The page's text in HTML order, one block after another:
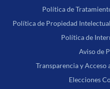
Política de
Política de Propiedad
Política de
Aviso de
Transparencia y
Elecciones